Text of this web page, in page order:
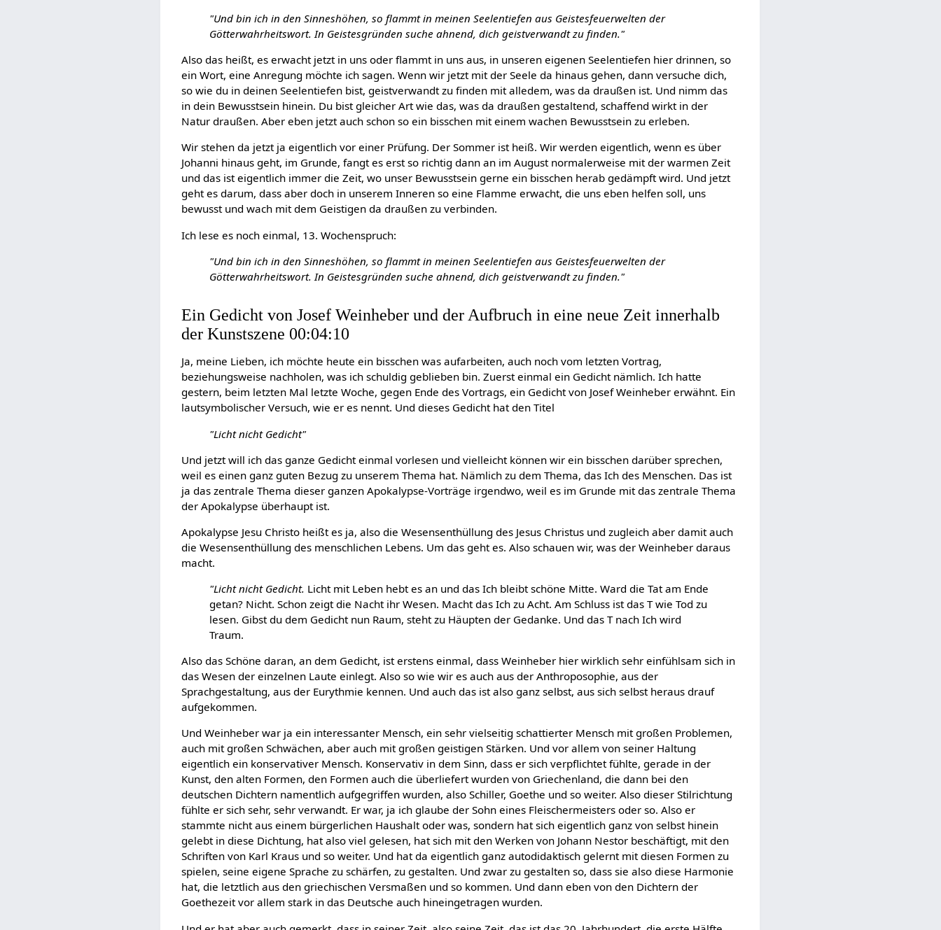
"Und bin ich in den Sinneshöhen, so flammt in meinen Seelentiefen aus Geistesfeuerwelten der
Götterwahrheitswort. In Geistesgründen suche ahnend, dich geistverwandt zu finden."
Also das heißt, es erwacht jetzt in uns oder flammt in uns aus, in unseren eigenen Seelentiefen hier drinnen, so
ein Wort, eine Anregung möchte ich sagen. Wenn wir jetzt mit der Seele da hinaus gehen, dann versuche dich,
so wie du in deinen Seelentiefen bist, geistverwandt zu finden mit alledem, was da draußen ist. Und nimm das
in dein Bewusstsein hinein. Du bist gleicher Art wie das, was da draußen gestaltend, schaffend wirkt in der
Natur draußen. Aber eben jetzt auch schon so ein bisschen mit einem wachen Bewusstsein zu erleben.
Wir stehen da jetzt ja eigentlich vor einer Prüfung. Der Sommer ist heiß. Wir werden eigentlich, wenn es über
Johanni hinaus geht, im Grunde, fangt es erst so richtig dann an im August normalerweise mit der warmen Zeit
und das ist eigentlich immer die Zeit, wo unser Bewusstsein gerne ein bisschen herab gedämpft wird. Und jetzt
geht es darum, dass aber doch in unserem Inneren so eine Flamme erwacht, die uns eben helfen soll, uns
bewusst und wach mit dem Geistigen da draußen zu verbinden.
Ich lese es noch einmal, 13. Wochenspruch:
"Und bin ich in den Sinneshöhen, so flammt in meinen Seelentiefen aus Geistesfeuerwelten der
Götterwahrheitswort. In Geistesgründen suche ahnend, dich geistverwandt zu finden."
Ein Gedicht von Josef Weinheber und der Aufbruch in eine neue Zeit innerhalb
der Kunstszene 00:04:10
Ja, meine Lieben, ich möchte heute ein bisschen was aufarbeiten, auch noch vom letzten Vortrag,
beziehungsweise nachholen, was ich schuldig geblieben bin. Zuerst einmal ein Gedicht nämlich. Ich hatte
gestern, beim letzten Mal letzte Woche, gegen Ende des Vortrags, ein Gedicht von Josef Weinheber erwähnt. Ein
lautsymbolischer Versuch, wie er es nennt. Und dieses Gedicht hat den Titel
"Licht nicht Gedicht"
Und jetzt will ich das ganze Gedicht einmal vorlesen und vielleicht können wir ein bisschen darüber sprechen,
weil es einen ganz guten Bezug zu unserem Thema hat. Nämlich zu dem Thema, das Ich des Menschen. Das ist
ja das zentrale Thema dieser ganzen Apokalypse-Vorträge irgendwo, weil es im Grunde mit das zentrale Thema
der Apokalypse überhaupt ist.
Apokalypse Jesu Christo heißt es ja, also die Wesensenthüllung des Jesus Christus und zugleich aber damit auch
die Wesensenthüllung des menschlichen Lebens. Um das geht es. Also schauen wir, was der Weinheber daraus
macht.
"Licht nicht Gedicht. Licht mit Leben hebt es an und das Ich bleibt schöne Mitte. Ward die Tat am Ende
getan? Nicht. Schon zeigt die Nacht ihr Wesen. Macht das Ich zu Acht. Am Schluss ist das T wie Tod zu
lesen. Gibst du dem Gedicht nun Raum, steht zu Häupten der Gedanke. Und das T nach Ich wird
Traum.
Also das Schöne daran, an dem Gedicht, ist erstens einmal, dass Weinheber hier wirklich sehr einfühlsam sich in
das Wesen der einzelnen Laute einlegt. Also so wie wir es auch aus der Anthroposophie, aus der
Sprachgestaltung, aus der Eurythmie kennen. Und auch das ist also ganz selbst, aus sich selbst heraus drauf
aufgekommen.
Und Weinheber war ja ein interessanter Mensch, ein sehr vielseitig schattierter Mensch mit großen Problemen,
auch mit großen Schwächen, aber auch mit großen geistigen Stärken. Und vor allem von seiner Haltung
eigentlich ein konservativer Mensch. Konservativ in dem Sinn, dass er sich verpflichtet fühlte, gerade in der
Kunst, den alten Formen, den Formen auch die überliefert wurden von Griechenland, die dann bei den
deutschen Dichtern namentlich aufgegriffen wurden, also Schiller, Goethe und so weiter. Also dieser Stilrichtung
fühlte er sich sehr, sehr verwandt. Er war, ja ich glaube der Sohn eines Fleischermeisters oder so. Also er
stammte nicht aus einem bürgerlichen Haushalt oder was, sondern hat sich eigentlich ganz von selbst hinein
gelebt in diese Dichtung, hat also viel gelesen, hat sich mit den Werken von Johann Nestor beschäftigt, mit den
Schriften von Karl Kraus und so weiter. Und hat da eigentlich ganz autodidaktisch gelernt mit diesen Formen zu
spielen, seine eigene Sprache zu schärfen, zu gestalten. Und zwar zu gestalten so, dass sie also diese Harmonie
hat, die letztlich aus den griechischen Versmaßen und so kommen. Und dann eben von den Dichtern der
Goethezeit vor allem stark in das Deutsche auch hineingetragen wurden.